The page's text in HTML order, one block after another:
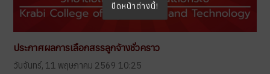
ประกาศผลการเลือกสรรลูกจ้างชั่วคราว
วันจันทร์, 11 พฤษภาคม 2569 10:25
ปิดหน้าต่างนี้!